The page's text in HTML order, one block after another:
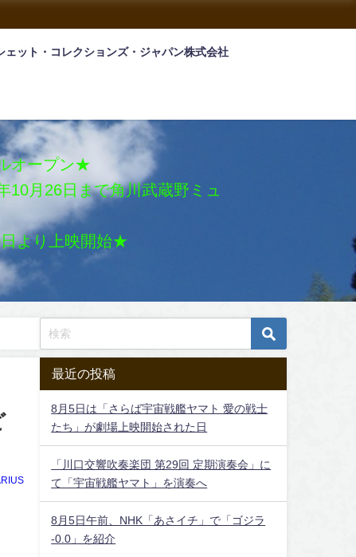
ェット・コレクションズ・ジャパン株式会社
オープン★
月26日まで角川武蔵野ミュ
より上映開始★
最近の投稿
8月5日は「さらば宇宙戦艦ヤマト 愛の戦士
たち」が劇場上映開始された日
「川口交響吹奏楽団 第29回 定期演奏会」に
て「宇宙戦艦ヤマト」を演奏へ
8月5日午前、NHK「あさイチ」で「ゴジラ
-0.0」を紹介